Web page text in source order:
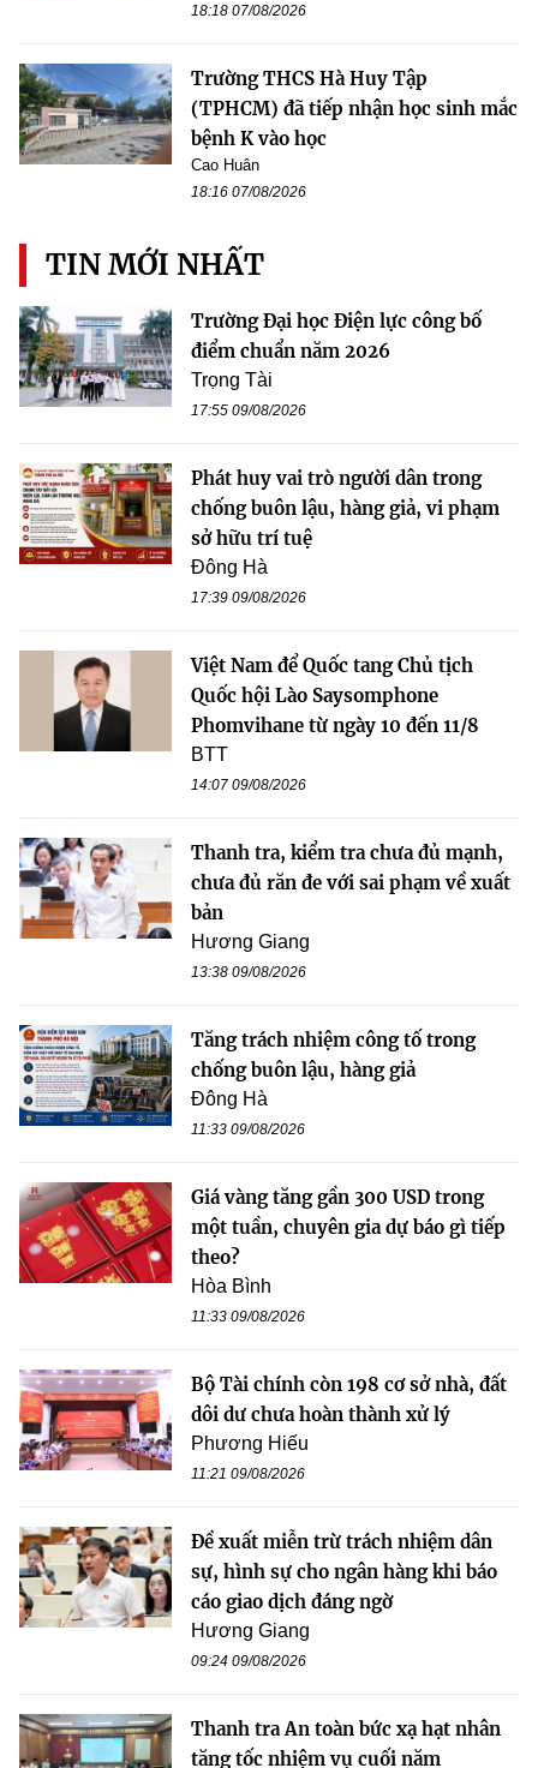
18:18 07/08/2026
Trường THCS Hà Huy Tập
(TPHCM) đã tiếp nhận học sinh mắc
bệnh K vào học
Cao Huân
18:16 07/08/2026
TIN MỚI NHẤT
Trường Đại học Điện lực công bố
điểm chuẩn năm 2026
Trọng Tài
17:55 09/08/2026
Phát huy vai trò người dân trong
chống buôn lậu, hàng giả, vi phạm
sở hữu trí tuệ
Đông Hà
17:39 09/08/2026
Việt Nam để Quốc tang Chủ tịch
Quốc hội Lào Saysomphone
Phomvihane từ ngày 10 đến 11/8
BTT
14:07 09/08/2026
Thanh tra, kiểm tra chưa đủ mạnh,
chưa đủ răn đe với sai phạm về xuất
bản
Hương Giang
13:38 09/08/2026
Tăng trách nhiệm công tố trong
chống buôn lậu, hàng giả
Đông Hà
11:33 09/08/2026
Giá vàng tăng gần 300 USD trong
một tuần, chuyên gia dự báo gì tiếp
theo?
Hòa Bình
11:33 09/08/2026
Bộ Tài chính còn 198 cơ sở nhà, đất
dôi dư chưa hoàn thành xử lý
Phương Hiếu
11:21 09/08/2026
Đề xuất miễn trừ trách nhiệm dân
sự, hình sự cho ngân hàng khi báo
cáo giao dịch đáng ngờ
Hương Giang
09:24 09/08/2026
Thanh tra An toàn bức xạ hạt nhân
tăng tốc nhiệm vụ cuối năm